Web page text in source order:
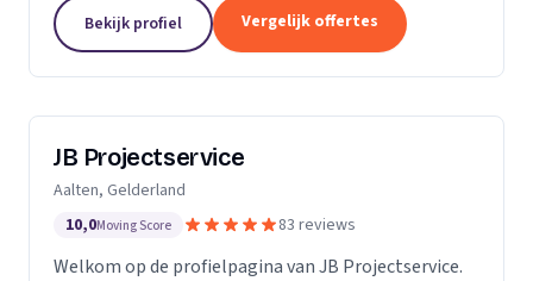
Scholen en Bedrijven. Groepenkast vernieuwen,...
Bekijk profiel Vergelijk offertes
JB Projectservice
Aalten, Gelderland
10,0Moving Score 83 reviews
Welkom op de profielpagina van JB Projectservice.